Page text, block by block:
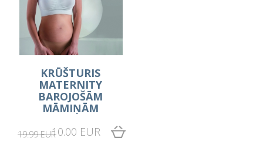
KRŪŠTURIS
MATERNITY
BAROJOŠĀM
MĀMIŅĀM
19.99 EUR10.00 EUR